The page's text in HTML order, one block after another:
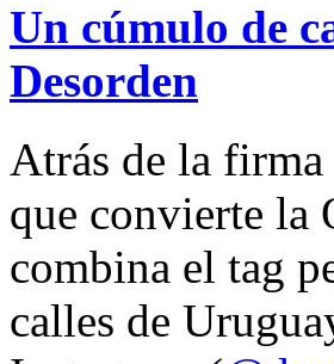
Un cúmulo de
Desorden
Atrás de la firma
que convierte la
combina el tag
calles de